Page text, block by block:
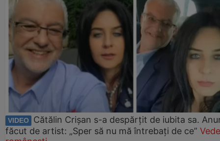
VIDEO
Cătălin Crișan s-a despărțit de iubita sa.
făcut de artist: „Sper să nu mă întrebați de ce”